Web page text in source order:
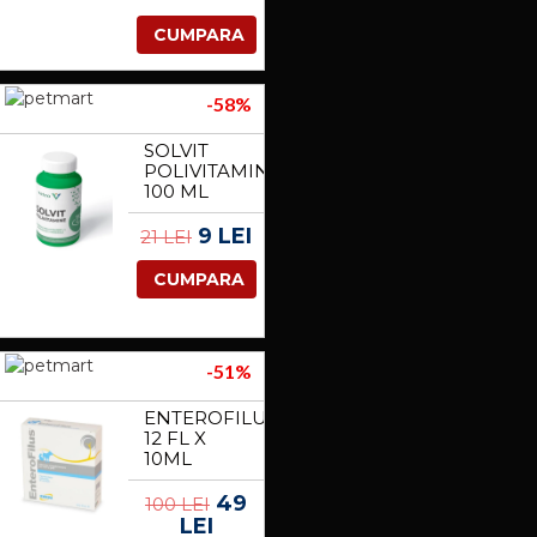
CUMPARA
-58%
SOLVIT
POLIVITAMINE,
100 ML
21 LEI 9 LEI
CUMPARA
-51%
ENTEROFILUS,
12 FL X
10ML
100 LEI 49
LEI